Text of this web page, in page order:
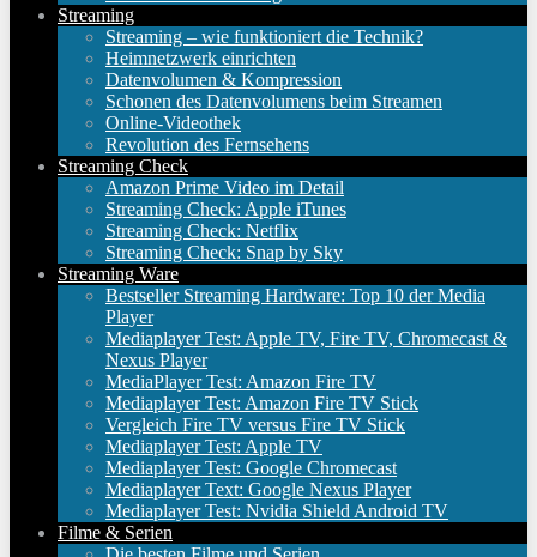
Streaming
Streaming – wie funktioniert die Technik?
Heimnetzwerk einrichten
Datenvolumen & Kompression
Schonen des Datenvolumens beim Streamen
Online-Videothek
Revolution des Fernsehens
Streaming Check
Amazon Prime Video im Detail
Streaming Check: Apple iTunes
Streaming Check: Netflix
Streaming Check: Snap by Sky
Streaming Ware
Bestseller Streaming Hardware: Top 10 der Media
Player
Mediaplayer Test: Apple TV, Fire TV, Chromecast &
Nexus Player
MediaPlayer Test: Amazon Fire TV
Mediaplayer Test: Amazon Fire TV Stick
Vergleich Fire TV versus Fire TV Stick
Mediaplayer Test: Apple TV
Mediaplayer Test: Google Chromecast
Mediaplayer Text: Google Nexus Player
Mediaplayer Test: Nvidia Shield Android TV
Filme & Serien